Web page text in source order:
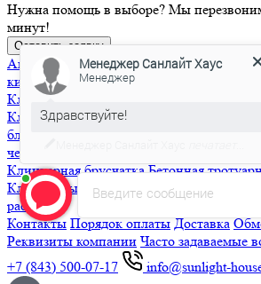
Нужна помощь в выборе? Мы
минут!
Оставить заявку
Акционные товары Кирпич
кирпич Кирпич ручной формовки
Клинкерная плитка
Клинкерная плитка
Клинкерная плитка для вентилируемого
блоки
черепица
Брусчатка и
Клинкерная брусчатка Бетонная
Клинкерные ступени и напольная плитка
растворы
Контакты Порядок оплаты Доставка
Реквизиты компании Часто задаваемые
+7 (843) 500-07-17
info@sunlight-
Введите сообщение
Менеджер Санлайт Хаус
Менеджер
Здравствуйте!